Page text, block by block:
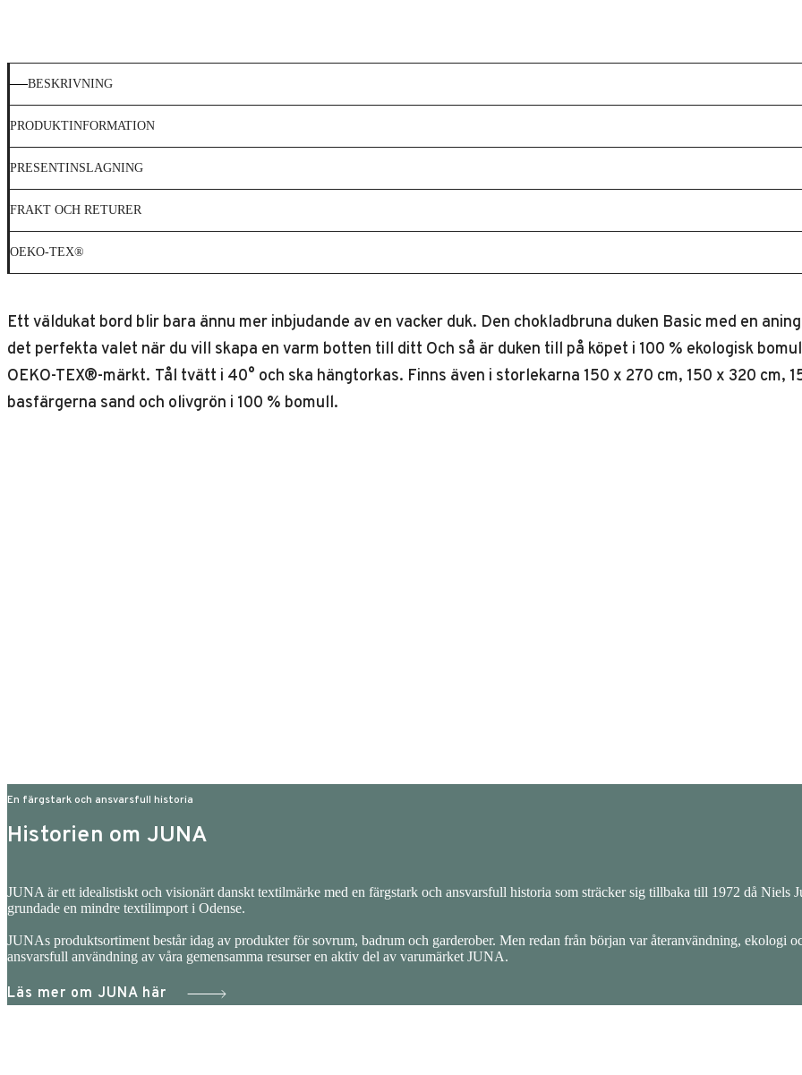
BESKRIVNING
PRODUKTINFORMATION
PRESENTINSLAGNING
FRAKT OCH RETURER
OEKO-TEX®
Ett väldukat bord blir bara ännu mer inbjudande av en vacker duk. Den chokladbruna duken Basic med en
det perfekta valet när du vill skapa en varm botten till ditt Och så är duken till på köpet i 100 % ekologisk
OEKO-TEX®-märkt. Tål tvätt i 40° och ska hängtorkas. Finns även i storlekarna 150 x 270 cm, 150 x 320 cm, 150 x 370 och i en rund variant på Ø170 cm. Finns även i
basfärgerna sand och olivgrön i 100 % bomull.
En färgstark och ansvarsfull historia
Historien om JUNA
JUNA är ett idealistiskt och visionärt danskt textilmärke med en färgstark och ansvarsfull historia som sträcker sig tillbaka till 1972 då Niels
grundade en mindre textilimport i Odense.
JUNAs produktsortiment består idag av produkter för sovrum, badrum och garderober. Men redan från början var återanvändning, ekologi
ansvarsfull användning av våra gemensamma resurser en aktiv del av varumärket JUNA.
Läs mer om JUNA här